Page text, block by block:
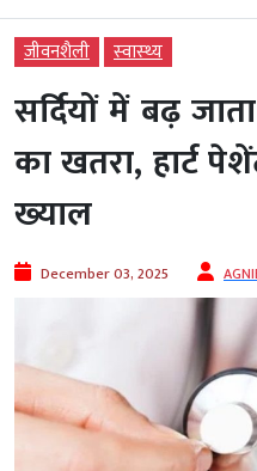
जीवनशैली स्‍वास्‍थ्‍य
सर्दियों में बढ़
का खतरा, हार्ट
ख्‍याल
December 03, 2025